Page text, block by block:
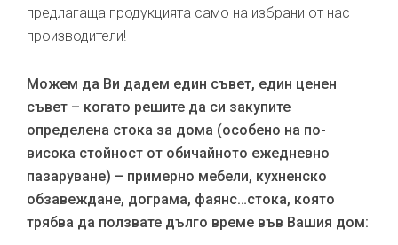
предлагаща продукцията само на избрани от нас
производители!
Можем да Ви дадем един съвет, един ценен
съвет – когато решите да си закупите
определена стока за дома (особено на по-
висока стойност от обичайното ежедневно
пазаруване) – примерно мебели, кухненско
обзавеждане, дограма, фаянс…стока, която
трябва да ползвате дълго време във Вашия дом: